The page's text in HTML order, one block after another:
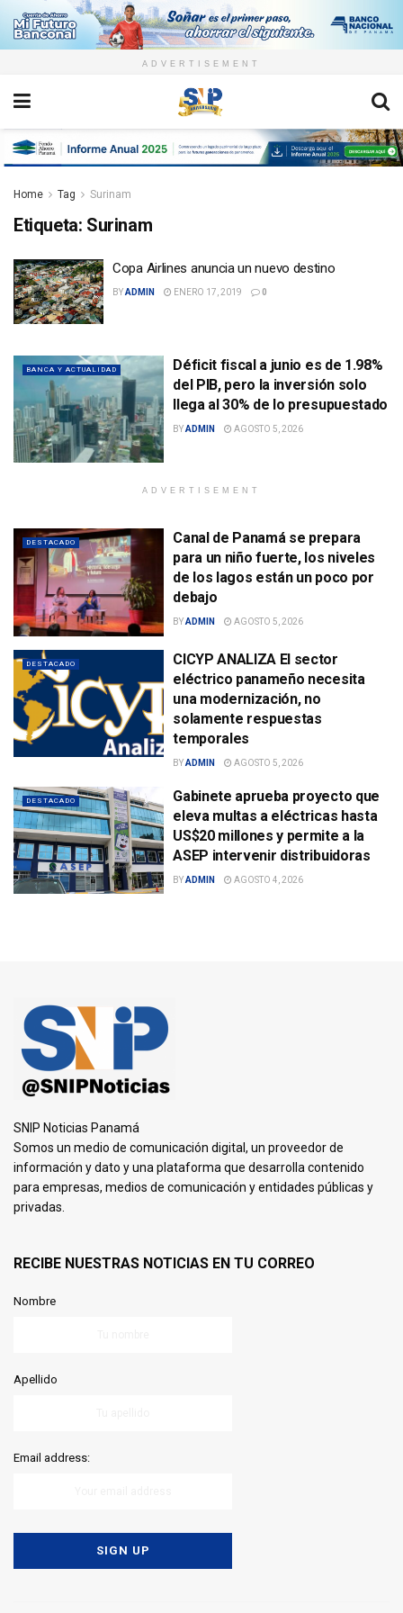
ADVERTISEMENT
Home Tag Surinam
Etiqueta: Surinam
Copa Airlines anuncia un nuevo destino
BYADMIN ENERO 17, 2019 0
BANCA Y ACTUALIDAD
Déficit fiscal a junio es de 1.98%
del PIB, pero la inversión solo
llega al 30% de lo presupuestado
BYADMIN AGOSTO 5, 2026
ADVERTISEMENT
DESTACADO
Canal de Panamá se prepara
para un niño fuerte, los niveles
de los lagos están un poco por
debajo
BYADMIN AGOSTO 5, 2026
DESTACADO
CICYP ANALIZA El sector
eléctrico panameño necesita
una modernización, no
solamente respuestas
temporales
BYADMIN AGOSTO 5, 2026
DESTACADO
Gabinete aprueba proyecto que
eleva multas a eléctricas hasta
US$20 millones y permite a la
ASEP intervenir distribuidoras
BYADMIN AGOSTO 4, 2026
SNIP Noticias Panamá
Somos un medio de comunicación digital, un proveedor de
información y dato y una plataforma que desarrolla contenido
para empresas, medios de comunicación y entidades públicas y
privadas.
RECIBE NUESTRAS NOTICIAS EN TU CORREO
Nombre
Apellido
Email address: